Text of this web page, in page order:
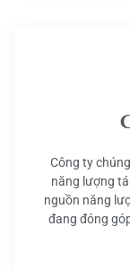
Công ty
năng lượng
nguồn năng
đang đóng